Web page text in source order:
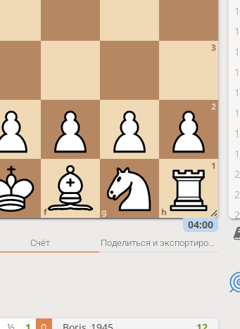
04:00
1
2
3
f g h
Счёт Поделиться и экспортировать